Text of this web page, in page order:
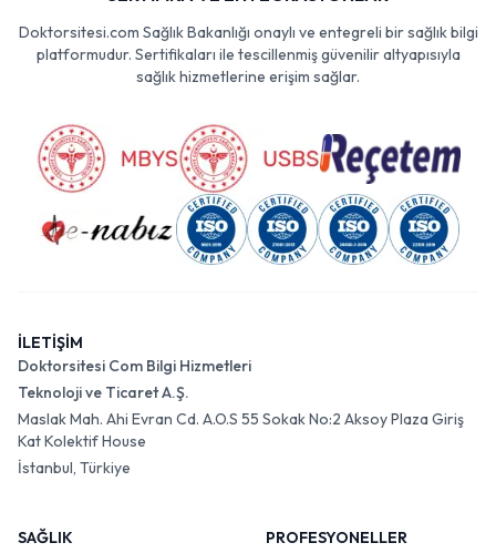
Doktorsitesi.com Sağlık Bakanlığı onaylı ve entegreli bir sağlık bilgi
platformudur. Sertifikaları ile tescillenmiş güvenilir altyapısıyla
sağlık hizmetlerine erişim sağlar.
İLETİŞİM
Doktorsitesi Com Bilgi Hizmetleri
Teknoloji ve Ticaret A.Ş.
Maslak Mah. Ahi Evran Cd. A.O.S 55 Sokak No:2 Aksoy Plaza Giriş
Kat Kolektif House
İstanbul, Türkiye
SAĞLIK
PROFESYONELLER